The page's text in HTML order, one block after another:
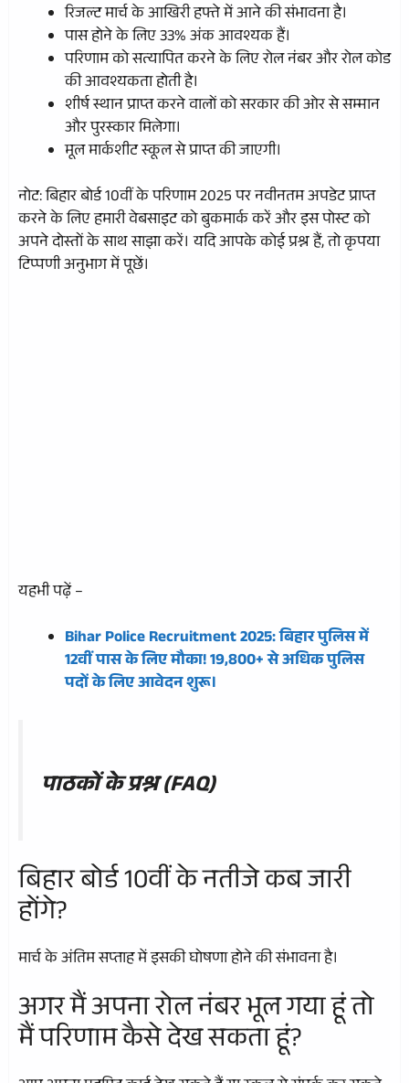
रिजल्ट मार्च के आखिरी हफ्ते में आने की संभावना है।
पास होने के लिए 33% अंक आवश्यक हैं।
परिणाम को सत्यापित करने के लिए रोल नंबर और रोल कोड
की आवश्यकता होती है।
शीर्ष स्थान प्राप्त करने वालों को सरकार की ओर से सम्मान
और पुरस्कार मिलेगा।
मूल मार्कशीट स्कूल से प्राप्त की जाएगी।
नोट: बिहार बोर्ड 10वीं के परिणाम 2025 पर नवीनतम अपडेट प्राप्त
करने के लिए हमारी वेबसाइट को बुकमार्क करें और इस पोस्ट को
अपने दोस्तों के साथ साझा करें। यदि आपके कोई प्रश्न हैं, तो कृपया
टिप्पणी अनुभाग में पूछें।
यहभी पढ़ें –
Bihar Police Recruitment 2025: बिहार पुलिस में
12वीं पास के लिए मौका! 19,800+ से अधिक पुलिस
पदों के लिए आवेदन शुरू।
पाठकों के प्रश्न (FAQ)
बिहार बोर्ड 10वीं के नतीजे कब जारी
होंगे?
मार्च के अंतिम सप्ताह में इसकी घोषणा होने की संभावना है।
अगर मैं अपना रोल नंबर भूल गया हूं तो
मैं परिणाम कैसे देख सकता हूं?